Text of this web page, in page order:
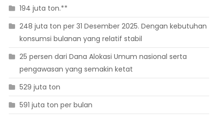
194 juta ton.**
248 juta ton per 31 Desember 2025. Dengan kebutuhan
konsumsi bulanan yang relatif stabil
25 persen dari Dana Alokasi Umum nasional serta
pengawasan yang semakin ketat
529 juta ton
591 juta ton per bulan